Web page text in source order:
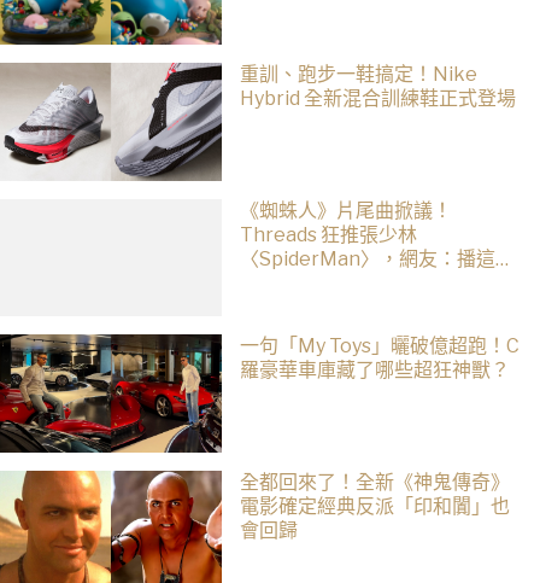
重訓、跑步一鞋搞定！Nike
Hybrid 全新混合訓練鞋正式登場
《蜘蛛人》片尾曲掀議！
Threads 狂推張少林
〈SpiderMan〉，網友：播這個
一句「My Toys」曬破億超跑！C
羅豪華車庫藏了哪些超狂神獸？
全都回來了！全新《神鬼傳奇》
電影確定經典反派「印和闐」也
會回歸